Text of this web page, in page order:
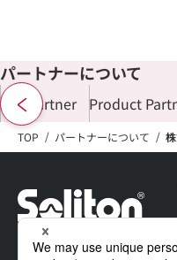
パートナーについて
ALL Partner Product
TOP パートナーについて
ソリトンの強み